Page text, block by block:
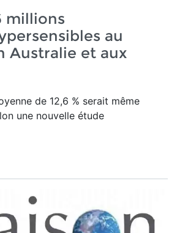
millions
au
Australie et aux
de 12,6 % serait même
une nouvelle étude